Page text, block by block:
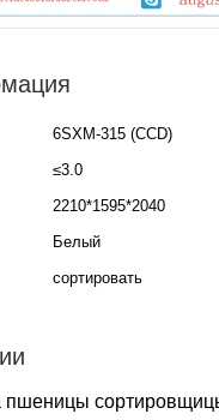
6SXM-315 (CCD)
≤3.0
2210*1595*2040
Белый
сортировать